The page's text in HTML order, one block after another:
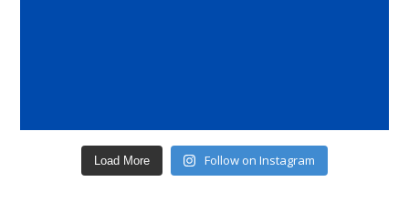
Load More Follow on Instagram